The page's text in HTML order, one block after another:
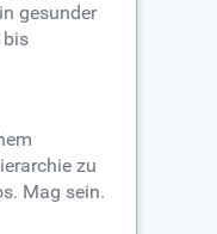
gesunder
bis
zu
Mag sein.